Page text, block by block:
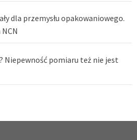
dla przemysłu opakowaniowego.
Niepewność pomiaru też nie jest